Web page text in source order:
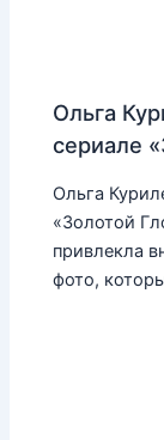
Ольга
сериале
Ольга
«Золотой
привлекла
фото,